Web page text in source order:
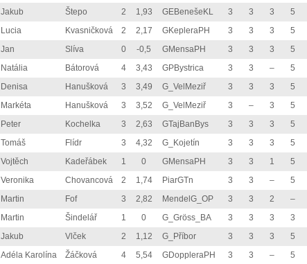
Jakub Štepo 2 1,93 GEBenešeKL 3 3 3 5
Lucia Kvasničková 2 2,17 GKepleraPH 3 3 3 5
Jan Slíva 0 -0,5 GMensaPH 3 3 3 5
Natália Bátorová 4 3,43 GPBystrica 3 3 – 5
Denisa Hanušková 3 3,49 G_VelMeziř 3 3 3 5
Markéta Hanušková 3 3,52 G_VelMeziř 3 – 3 5
Peter Kochelka 3 2,63 GTajBanBys 3 3 3 5
Tomáš Flídr 3 4,32 G_Kojetín 3 3 3 5
Vojtěch Kadeřábek 1 0 GMensaPH 3 3 1 5
Veronika Chovancová 2 1,74 PiarGTn 3 3 – 5
Martin Fof 3 2,82 MendelG_OP 3 3 2 –
Martin Šindelář 1 0 G_Gröss_BA 3 3 3 3
Jakub Vlček 2 1,12 G_Příbor 3 3 3 5
Adéla Karolína Žáčková 4 5,54 GDoppleraPH 3 3 – 5